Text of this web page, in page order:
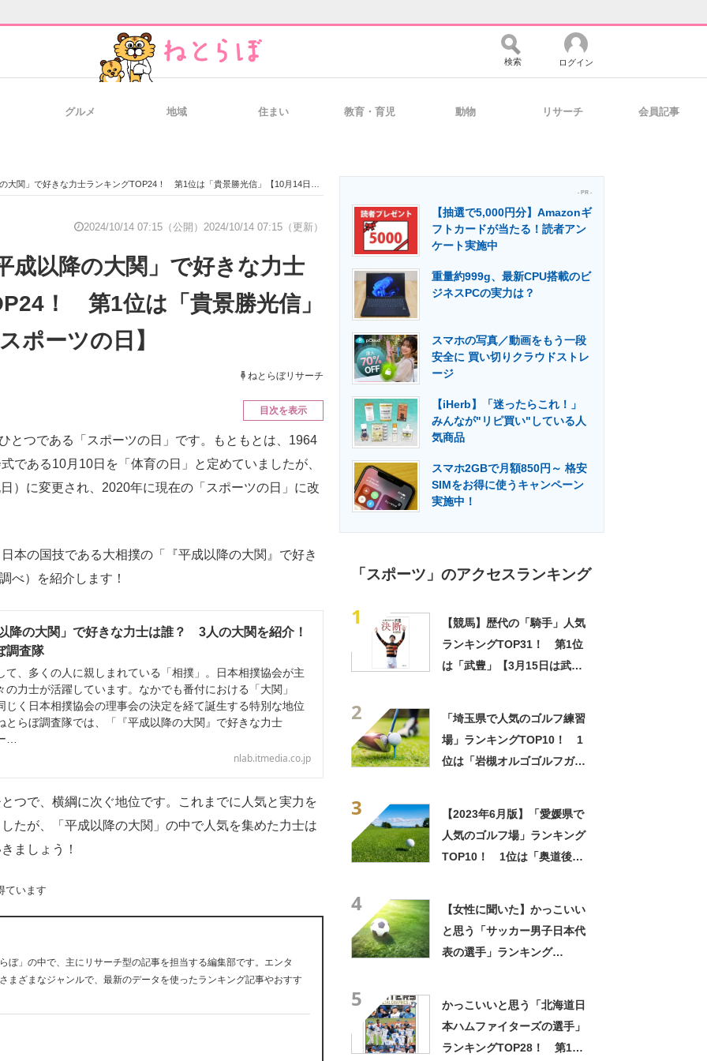
経営リーダーのコミュニティ マーケ×ITの今がよく分かる
IT製品の技術・比較・事例 製造業のIT導入・活用を支援
エネルギーの専門メディア 建設×テクノロジーの最前線
検索 ログイン
グルメ 地域 住まい 教育・育児 動物 リサーチ 会員記事
」で好きな力士ランキングTOP24！ 第1位は「貴景勝光信」【10月14日はスポーツの日】
2024/10/14 07:15（公開） 2024/10/14 07:15（更新）
成以降の大関」で好きな力士
！ 第1位は「貴景勝光信」
ポーツの日】
ねとらぼリサーチ
目次を表示
つである「スポーツの日」です。もともとは、1964
である10月10日を「体育の日」と定めていましたが、
）に変更され、2020年に現在の「スポーツの日」に改
の国技である大相撲の「『平成以降の大関』で好き
べ）を紹介します！
降の大関」で好きな力士は誰？ 3人の大関を紹介！
調査隊
、多くの人に親しまれている「相撲」。日本相撲協会が主
の力士が活躍しています。なかでも番付における「大関」
じく日本相撲協会の理事会の決定を経て誕生する特別な地位
らぼ調査隊では、「『平成以降の大関』で好きな力士
…
nlab.itmedia.co.jp
で、横綱に次ぐ地位です。これまでに人気と実力を
たが、「平成以降の大関」の中で人気を集めた力士は
ましょう！
ています
ぼ」の中で、主にリサーチ型の記事を担当する編集部です。エンタ
まざまなジャンルで、最新のデータを使ったランキング記事やおすす
- PR -
【抽選で5,000円分】Amazonギ
フトカードが当たる！読者アン
ケート実施中
重量約999g、最新CPU搭載のビ
ジネスPCの実力は？
スマホの写真／動画をもう一段
安全に 買い切りクラウドストレ
ージ
【iHerb】「迷ったらこれ！」
みんなが"リピ買い"している人
気商品
スマホ2GBで月額850円～ 格安
SIMをお得に使うキャンペーン
実施中！
「スポーツ」のアクセスランキング
1
【競馬】歴代の「騎手」人気
ランキングTOP31！ 第1位
は「武豊」【3月15日は武豊
2
「埼玉県で人気のゴルフ練習
場」ランキングTOP10！ 1
位は「岩槻オルゴゴルフガー
3
【2023年6月版】「愛媛県で
人気のゴルフ場」ランキング
TOP10！ 1位は「奥道後ゴ
4
【女性に聞いた】かっこいい
と思う「サッカー男子日本代
表の選手」ランキング
5
かっこいいと思う「北海道日
本ハムファイターズの選手」
ランキングTOP28！ 第1位